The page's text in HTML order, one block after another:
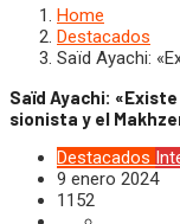
Home
Destacados
Saïd Ayachi:
Saïd Ayachi:
sionista y el
Destacados
9 enero 2024
1152